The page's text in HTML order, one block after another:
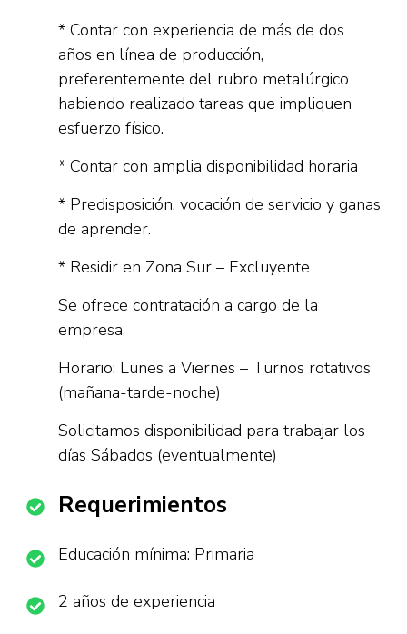
* Contar con experiencia de más de dos
años en línea de producción,
preferentemente del rubro metalúrgico
habiendo realizado tareas que impliquen
esfuerzo físico.
* Contar con amplia disponibilidad horaria
* Predisposición, vocación de servicio y ganas
de aprender.
* Residir en Zona Sur – Excluyente
Se ofrece contratación a cargo de la
empresa.
Horario: Lunes a Viernes – Turnos rotativos
(mañana-tarde-noche)
Solicitamos disponibilidad para trabajar los
días Sábados (eventualmente)
Requerimientos
Educación mínima: Primaria
2 años de experiencia